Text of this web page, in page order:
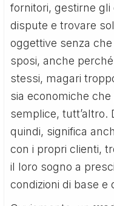
fornitori, gestirne gli
dispute e trovare
oggettive senza
sposi, anche
stessi, magari
sia economiche
semplice, tutt’altro.
quindi, significa
con i propri clienti,
il loro sogno a
condizioni di base e